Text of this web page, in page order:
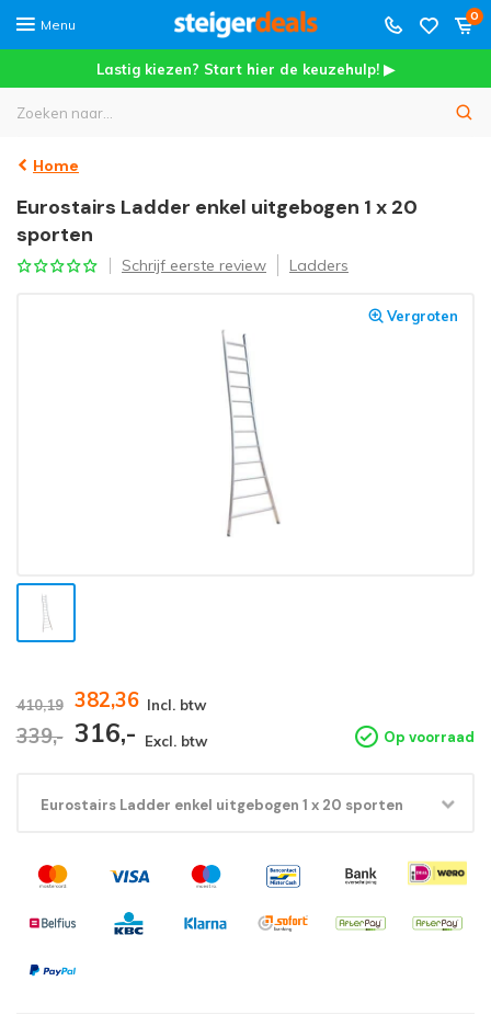
Menu
0
Lastig kiezen? Start hier de keuzehulp! ▶
Home
Eurostairs Ladder enkel uitgebogen 1 x 20
sporten
Schrijf eerste review Ladders
Vergroten
410,19 382,36 Incl. btw
339,- 316,- Excl. btw Op voorraad
Eurostairs Ladder enkel uitgebogen 1 x 20 sporten